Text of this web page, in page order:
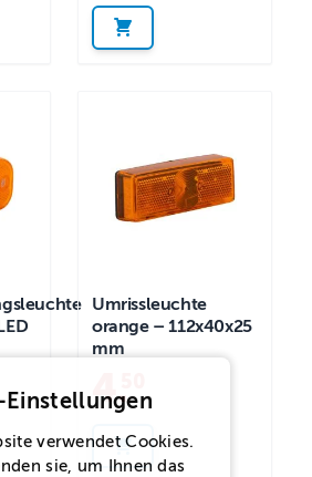
Umrissleuchte
orange – 112x40x25
mm
4.
verwendet Cookies.
sie, um Ihnen das